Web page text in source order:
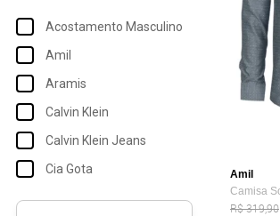
Acostamento Masculino
Amil
Aramis
Calvin Klein
Calvin Klein Jeans
Cia Gota
Colcci
Amil
R$ 319,90